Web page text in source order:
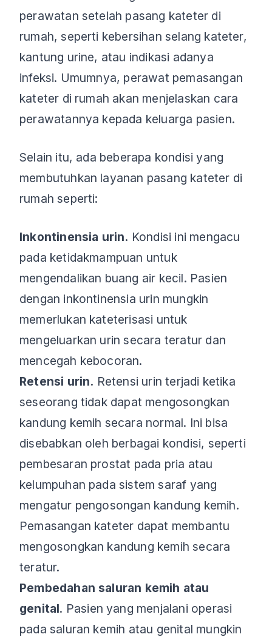
perawatan setelah pasang kateter di
rumah, seperti kebersihan selang kateter,
kantung urine, atau indikasi adanya
infeksi. Umumnya, perawat pemasangan
kateter di rumah akan menjelaskan cara
perawatannya kepada keluarga pasien.
Selain itu, ada beberapa kondisi yang
membutuhkan layanan pasang kateter di
rumah seperti:
Inkontinensia urin. Kondisi ini mengacu
pada ketidakmampuan untuk
mengendalikan buang air kecil. Pasien
dengan inkontinensia urin mungkin
memerlukan kateterisasi untuk
mengeluarkan urin secara teratur dan
mencegah kebocoran.
Retensi urin. Retensi urin terjadi ketika
seseorang tidak dapat mengosongkan
kandung kemih secara normal. Ini bisa
disebabkan oleh berbagai kondisi, seperti
pembesaran prostat pada pria atau
kelumpuhan pada sistem saraf yang
mengatur pengosongan kandung kemih.
Pemasangan kateter dapat membantu
mengosongkan kandung kemih secara
teratur.
Pembedahan saluran kemih atau
genital. Pasien yang menjalani operasi
pada saluran kemih atau genital mungkin